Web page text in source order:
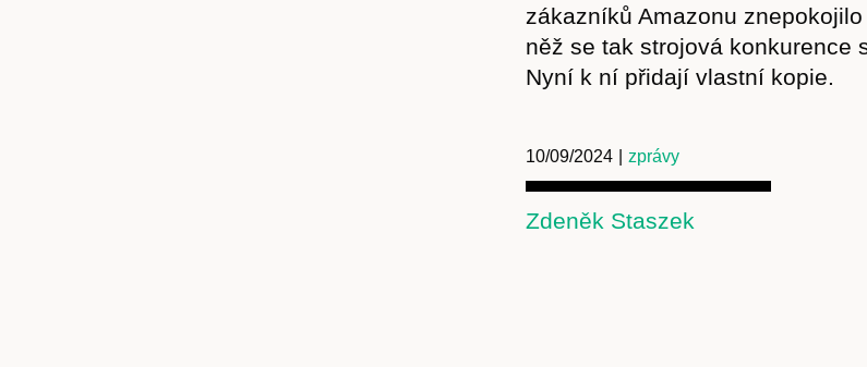
zákazníků Amazonu
něž se tak strojová konkurence
Nyní k ní přidají vlastní kopie.
10/09/2024 zprávy
Zdeněk Staszek